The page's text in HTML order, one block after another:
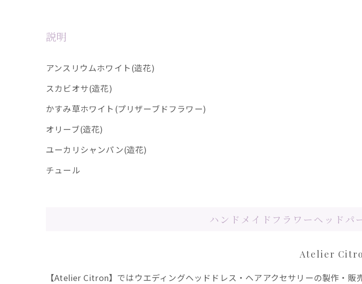
説明
アンスリウムホワイト(造花)
スカビオサ(造花)
かすみ草ホワイト(プリザーブドフラワー)
オリーブ(造花)
ユーカリシャンパン(造花)
チュール
ハンドメイドフラワーヘッド
Atelier
【Atelier Citron】ではウエディングヘッドドレス・ヘアアクセサリーの製作・